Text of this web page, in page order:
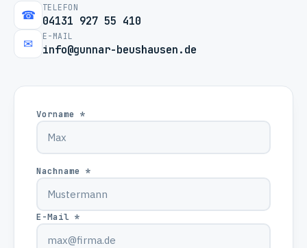
☎
TELEFON
04131 927 55 410
✉
E-MAIL
info@gunnar-beushausen.de
Vorname *
Nachname *
E-Mail *